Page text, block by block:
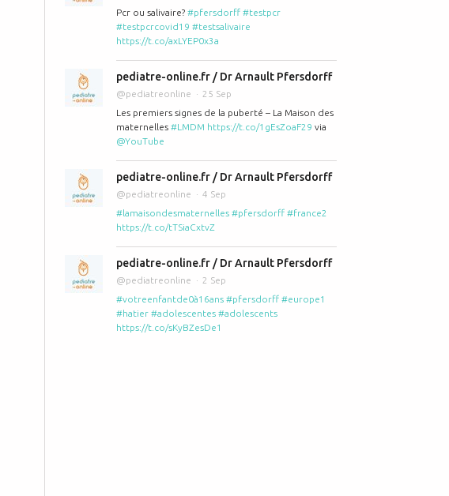
Pcr ou salivaire? #pfersdorff #testpcr
#testpcrcovid19 #testsalivaire
https://t.co/axLYEP0x3a
pediatre-online.fr / Dr Arnault Pfersdorff
@pediatreonline
25 Sep
Les premiers signes de la puberté – La Maison des
maternelles #LMDM https://t.co/1gEsZoaF29 via
@YouTube
pediatre-online.fr / Dr Arnault Pfersdorff
@pediatreonline
4 Sep
#lamaisondesmaternelles #pfersdorff #france2
https://t.co/tTSiaCxtvZ
pediatre-online.fr / Dr Arnault Pfersdorff
@pediatreonline
2 Sep
#votreenfantde0à16ans #pfersdorff #europe1
#hatier #adolescentes #adolescents
https://t.co/sKyBZesDe1